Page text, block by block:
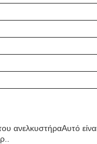
ανελκυστήραΑυτό είναι